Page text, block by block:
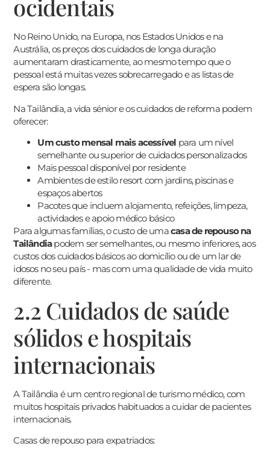
ocidentais
No Reino Unido, na Europa, nos Estados Unidos e na
Austrália, os preços dos cuidados de longa duração
aumentaram drasticamente, ao mesmo tempo que o
pessoal está muitas vezes sobrecarregado e as listas de
espera são longas.
Na Tailândia, a vida sénior e os cuidados de reforma podem
oferecer:
Um custo mensal mais acessível para um nível
semelhante ou superior de cuidados personalizados
Mais pessoal disponível por residente
Ambientes de estilo resort com jardins, piscinas e
espaços abertos
Pacotes que incluem alojamento, refeições, limpeza,
actividades e apoio médico básico
Para algumas famílias, o custo de umacasa de repouso na
Tailândiapodem ser semelhantes, ou mesmo inferiores, aos
custos dos cuidados básicos ao domicílio ou de um lar de
idosos no seu país - mas com uma qualidade de vida muito
diferente.
2.2 Cuidados de saúde
sólidos e hospitais
internacionais
A Tailândia é um centro regional de turismo médico, com
muitos hospitais privados habituados a cuidar de pacientes
internacionais.
Casas de repouso para expatriados: